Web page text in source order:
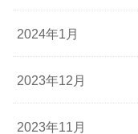
2024年1月
2023年12月
2023年11月